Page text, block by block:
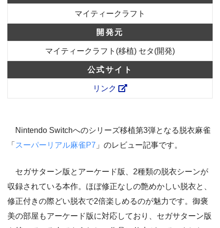
マイティークラフト
開発元
マイティークラフト(移植) セタ(開発)
公式サイト
リンク
Nintendo Switchへのシリーズ移植第3弾となる脱衣麻雀
「 スーパーリアル麻雀P7 」のレビュー記事です。
セガサターン版とアーケード版、2種類の脱衣シーンが
収録されている本作。ほぼ修正なしの艶めかしい脱衣と、
修正付きの際どい脱衣で2倍楽しめるのが魅力です。御褒
美の部屋もアーケード版に対応しており、セガサターン版